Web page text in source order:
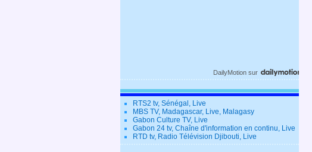
DailyMotion sur
RTS2 tv, Sénégal, Live
MBS TV, Madagascar, Live, Malagasy
Gabon Culture TV, Live
Gabon 24 tv, Chaîne d'information en continu, Live
RTD tv, Radio Télévision Djibouti, Live